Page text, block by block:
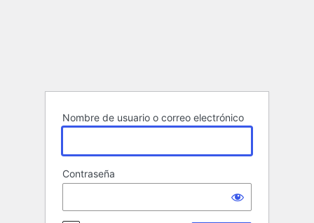
Nombre de usuario o correo electrónico
Contraseña